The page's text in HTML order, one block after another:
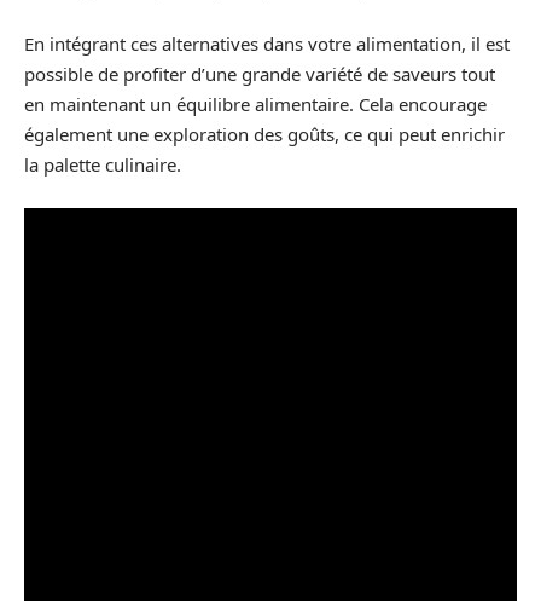
En intégrant ces alternatives dans votre alimentation, il est
possible de profiter d’une grande variété de saveurs tout
en maintenant un équilibre alimentaire. Cela encourage
également une exploration des goûts, ce qui peut enrichir
la palette culinaire.